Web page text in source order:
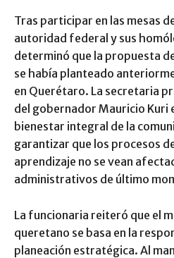
Tras participar en las mesas
autoridad federal y sus
determinó que la propuesta
se había planteado
en Querétaro. La secretaria
del gobernador Mauricio Kuri
bienestar integral de la
garantizar que los procesos
aprendizaje no se vean
administrativos de último
La funcionaria reiteró que el
queretano se basa en la
planeación estratégica. Al